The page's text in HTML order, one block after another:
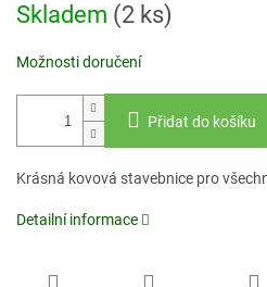
cena:
Skladem (2 ks)
Možnosti doručení
Přidat do košíku
Krásná kovová stavebnice pro
Detailní informace